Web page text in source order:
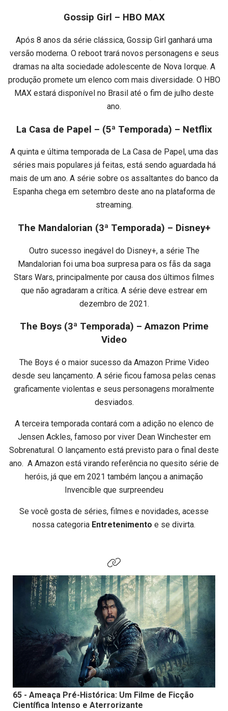
Gossip Girl – HBO MAX
Após 8 anos da série clássica, Gossip Girl ganhará uma
versão moderna. O reboot trará novos personagens e seus
dramas na alta sociedade adolescente de Nova Iorque. A
produção promete um elenco com mais diversidade. O HBO
MAX estará disponível no Brasil até o fim de julho deste
ano.
La Casa de Papel – (5ª Temporada) – Netflix
A quinta e última temporada de La Casa de Papel, uma das
séries mais populares já feitas, está sendo aguardada há
mais de um ano. A série sobre os assaltantes do banco da
Espanha chega em setembro deste ano na plataforma de
streaming.
The Mandalorian (3ª Temporada) – Disney+
Outro sucesso inegável do Disney+, a série The
Mandalorian foi uma boa surpresa para os fãs da saga
Stars Wars, principalmente por causa dos últimos filmes
que não agradaram a crítica. A série deve estrear em
dezembro de 2021.
The Boys (3ª Temporada) – Amazon Prime
Video
The Boys é o maior sucesso da Amazon Prime Video
desde seu lançamento. A série ficou famosa pelas cenas
graficamente violentas e seus personagens moralmente
desviados.
A terceira temporada contará com a adição no elenco de
Jensen Ackles, famoso por viver Dean Winchester em
Sobrenatural. O lançamento está previsto para o final deste
ano. A Amazon está virando referência no quesito série de
heróis, já que em 2021 também lançou a animação
Invencible que surpreendeu
Se você gosta de séries, filmes e novidades, acesse
nossa categoria Entretenimento e se divirta.
65 - Ameaça Pré-Histórica: Um Filme de Ficção
Científica Intenso e Aterrorizante